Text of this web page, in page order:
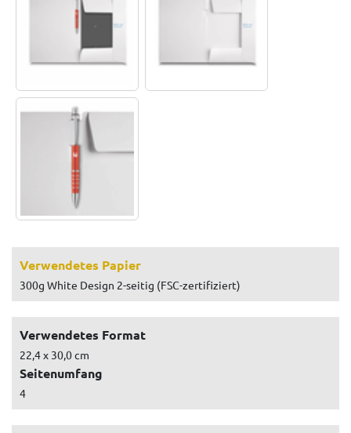
Verwendetes Papier
300g White Design 2-seitig (FSC-zertifiziert)
Verwendetes Format
22,4 x 30,0 cm
Seitenumfang
4